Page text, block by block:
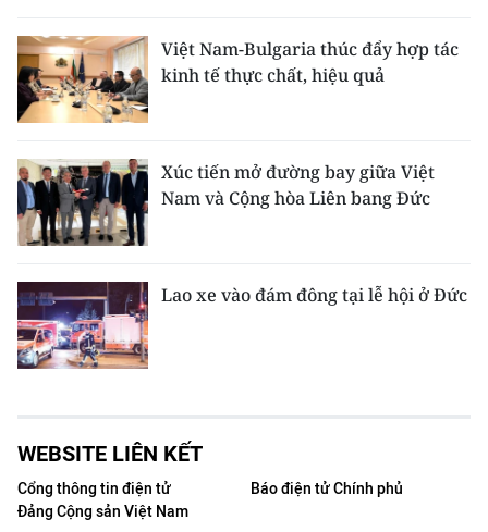
Việt Nam-Bulgaria thúc đẩy hợp tác
kinh tế thực chất, hiệu quả
Xúc tiến mở đường bay giữa Việt
Nam và Cộng hòa Liên bang Đức
Lao xe vào đám đông tại lễ hội ở Đức
WEBSITE LIÊN KẾT
Cổng thông tin điện tử
Đảng Cộng sản Việt Nam
Báo điện tử Chính phủ